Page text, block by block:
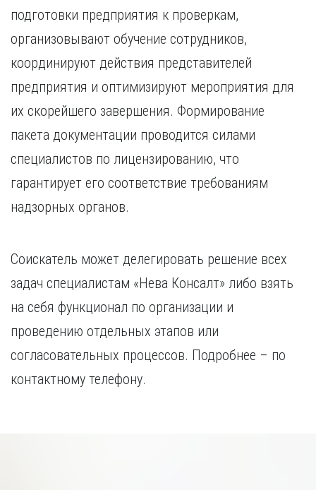
подготовки предприятия к проверкам,
организовывают обучение сотрудников,
координируют действия представителей
предприятия и оптимизируют мероприятия для
их скорейшего завершения. Формирование
пакета документации проводится силами
специалистов по лицензированию, что
гарантирует его соответствие требованиям
надзорных органов.
Соискатель может делегировать решение всех
задач специалистам «Нева Консалт» либо взять
на себя функционал по организации и
проведению отдельных этапов или
согласовательных процессов. Подробнее – по
контактному телефону.